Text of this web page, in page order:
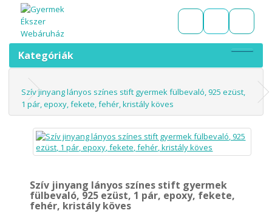
Kategóriák
Szív jinyang lányos színes stift gyermek fülbevaló, 925 ezüst,
1 pár, epoxy, fekete, fehér, kristály köves
Szív jinyang lányos színes stift gyermek
fülbevaló, 925 ezüst, 1 pár, epoxy, fekete,
fehér, kristály köves